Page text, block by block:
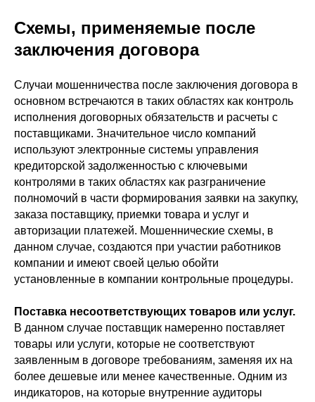
Схемы, применяемые после
заключения договора
Случаи мошенничества после заключения договора в
основном встречаются в таких областях как контроль
исполнения договорных обязательств и расчеты с
поставщиками. Значительное число компаний
используют электронные системы управления
кредиторской задолженностью с ключевыми
контролями в таких областях как разграничение
полномочий в части формирования заявки на закупку,
заказа поставщику, приемки товара и услуг и
авторизации платежей. Мошеннические схемы, в
данном случае, создаются при участии работников
компании и имеют своей целью обойти
установленные в компании контрольные процедуры.
Поставка несоответствующих товаров или услуг.
В данном случае поставщик намеренно поставляет
товары или услуги, которые не соответствуют
заявленным в договоре требованиям, заменяя их на
более дешевые или менее качественные. Одним из
индикаторов, на которые внутренние аудиторы